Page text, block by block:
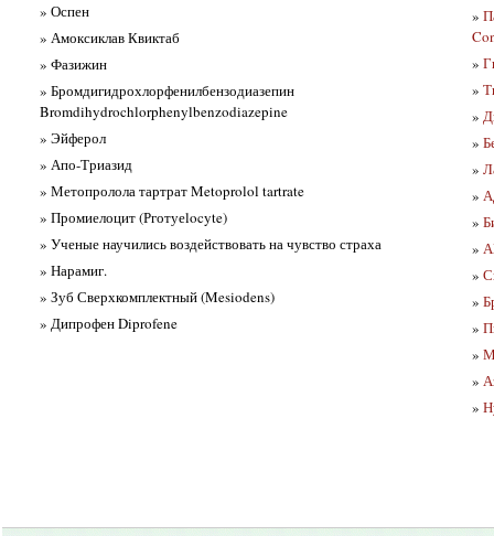
» Оспен
» Амоксиклав Квиктаб
» Фазижин
» Бромдигидрохлорфенилбензодиазепин
Bromdihydrochlorphenylbenzodiazepine
» Эйферол
» Апо-Триазид
» Метопролола тартрат Metoprolol tartrate
» Промиелоцит (Рготуеlocyte)
» Ученые научились воздействовать на чувство страха
» Нарамиг.
» Зуб Сверхкомплектный (Mesiodens)
» Дипрофен Diprofene
»
»
»
»
»
»
»
»
»
»
»
»
»
»
»